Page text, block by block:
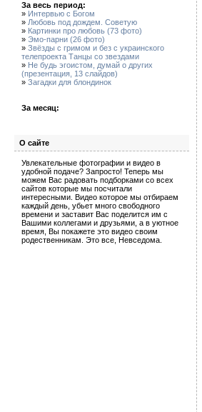
За весь период:
» Интервью с Богом
» Любовь под дождем. Советую
» Картинки про любовь (73 фото)
» Эмо-парни (26 фото)
» Звёзды с гримом и без с украинского
телепроекта Танцы со звездами
» Не будь эгоистом, думай о других
(презентация, 13 слайдов)
» Загадки для блондинок
За месяц:
О сайте
Увлекательные фотографии и видео в
удобной подаче? Запросто! Теперь мы
можем Вас радовать подборками со всех
сайтов которые мы посчитали
интересными. Видео которое мы отбираем
каждый день, убьет много свободного
времени и заставит Вас поделится им с
Вашими коллегами и друзьями, а в уютное
время, Вы покажете это видео своим
родественникам. Это все, Невседома.